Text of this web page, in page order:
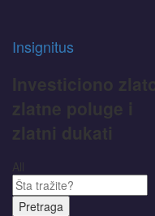
Insignitus
Investiciono zlato,
zlatne poluge i
zlatni dukati
All
Pretraga